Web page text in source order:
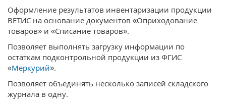
Оформление результатов инвентаризации продукции
ВЕТИС на основание документов «Оприходование
товаров» и «Списание товаров».
Позволяет выполнять загрузку информации по
остаткам подконтрольной продукции из ФГИС
«Меркурий».
Позволяет объединять несколько записей складского
журнала в одну.